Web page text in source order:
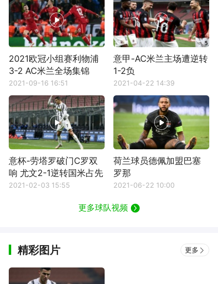
2021欧冠小组赛利物浦
3-2 AC米兰全场集锦
2021-09-16 16:51
意甲-AC米兰主场遭逆转
1-2负
2021-04-22 14:39
意杯-劳塔罗破门C罗双
响 尤文2-1逆转国米占先
机
2021-02-03 15:55
荷兰球员德佩加盟巴塞
罗那
2021-06-22 10:00
更多球队视频
精彩图片 更多